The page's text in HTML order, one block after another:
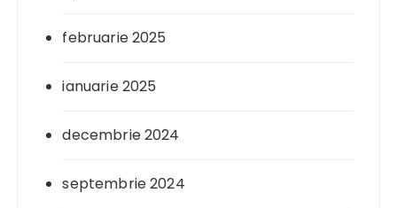
februarie 2025
ianuarie 2025
decembrie 2024
septembrie 2024